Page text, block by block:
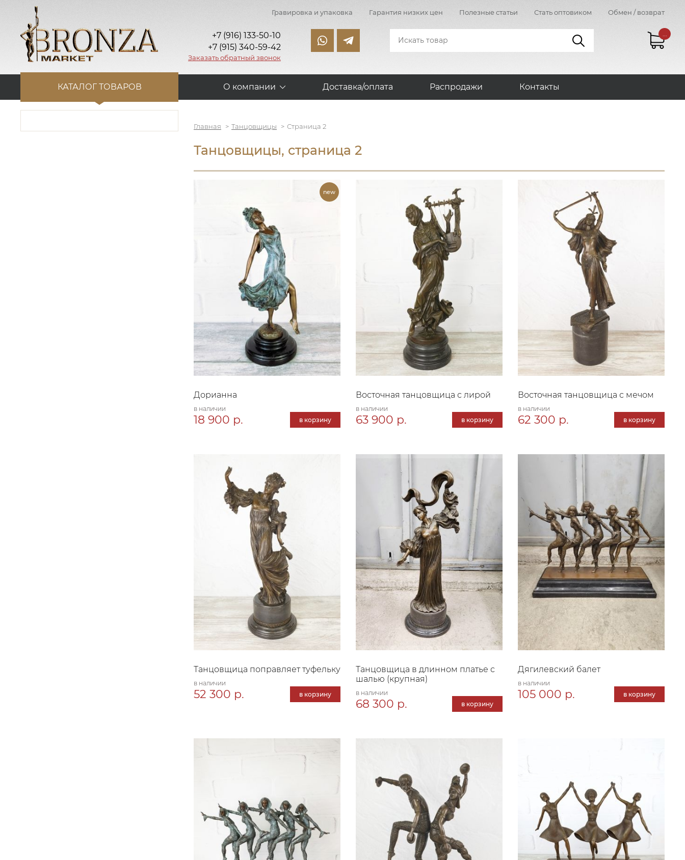
Гравировка и упаковка Гарантия низких цен Полезные статьи Стать оптовиком Обмен / возврат
+7 (916) 133-50-10
+7 (915) 340-59-42
Заказать обратный звонок
...
КАТАЛОГ ТОВАРОВ О компании Доставка/оплата Распродажи Контакты
Главная Танцовщицы Страница 2
Танцовщицы, страница 2
Дорианна
в наличии
18 900 р. в корзину
Восточная танцовщица с лирой
в наличии
63 900 р. в корзину
Восточная танцовщица с мечом
в наличии
62 300 р. в корзину
Танцовщица поправляет туфельку
в наличии
52 300 р. в корзину
Танцовщица в длинном платье с
шалью (крупная)
в наличии
68 300 р. в корзину
Дягилевский балет
в наличии
105 000 р. в корзину